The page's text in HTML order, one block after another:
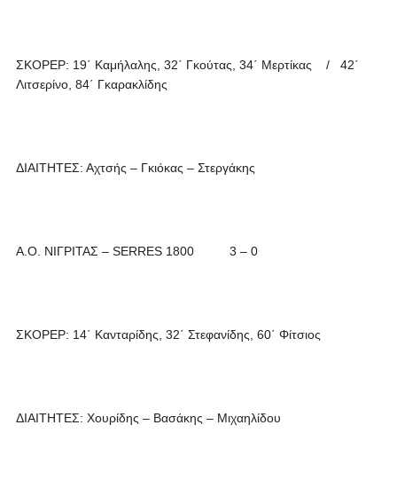
ΣΚΟΡΕΡ: 19΄ Καμήλαλης, 32΄ Γκούτας, 34΄ Μερτίκας / 42΄
Λιτσερίνο, 84΄ Γκαρακλίδης
ΔΙΑΙΤΗΤΕΣ: Αχτσής – Γκιόκας – Στεργάκης
Α.Ο. ΝΙΓΡΙΤΑΣ – SERRES 1800 3 – 0
ΣΚΟΡΕΡ: 14΄ Κανταρίδης, 32΄ Στεφανίδης, 60΄ Φίτσιος
ΔΙΑΙΤΗΤΕΣ: Χουρίδης – Βασάκης – Μιχαηλίδου